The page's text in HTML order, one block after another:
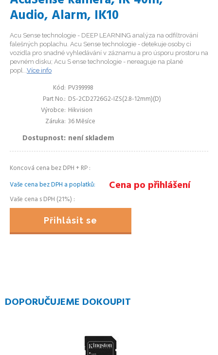
Audio, Alarm, IK10
Acu Sense technologie - DEEP LEARNING analýza na odfiltrování
falešných poplachu. Acu Sense technologie - detekuje osoby ci
vozidla pro snadné vyhledávání v záznamu a pro úsporu prostoru na
pevném disku; Acu S ense technologie - nereaguje na plané
popl...Více info
Kód PV399998
Part No. DS-2CD2726G2-IZS(2.8-12mm)(D)
Výrobce Hikvision
Záruka 36 Měsíce
Dostupnost není skladem
Koncová cena bez DPH + RP
Vaše cena bez DPH a poplatků
Cena po přihlášení
Vaše cena s DPH (21%)
Přihlásit se
DOPORUČUJEME DOKOUPIT